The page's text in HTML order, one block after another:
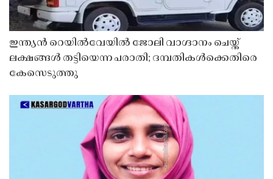
ഇന്ത്യൻ റെയിൽവേയിൽ ജോലി വാഗ്ദാനം ചെയ്ത്
ലക്ഷങ്ങൾ തട്ടിയെന്ന പരാതി; ദമ്പതികൾക്കെതിരെ
കേസെടുത്തു